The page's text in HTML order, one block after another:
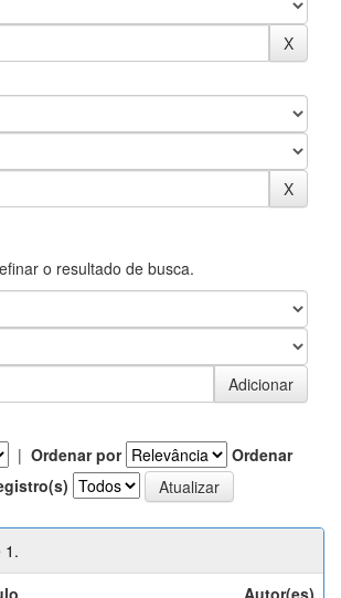
o resultado de busca.
| Ordenar por
Ordenar
1.
Autor(es)